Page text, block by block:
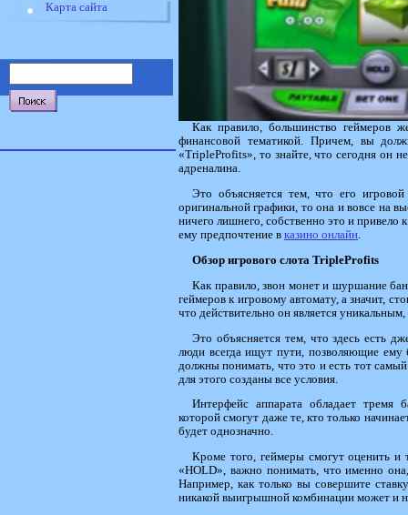
Карта сайта
Как правило, большинство геймеров
финансовой тематикой. Причем, вы
«TripleProfits», то знайте, что сегодня он
адреналина.
Это объясняется тем, что его
оригинальной графики, то она и вовсе на
ничего лишнего, собственно это и
ему предпочтение в казино онлайн.
Обзор игрового слота TripleProfits
Как правило, звон монет и шуршание
геймеров к игровому автомату, а значит,
что действительно он является
Это объясняется тем, что здесь есть
люди всегда ищут пути, позволяющие ему
должны понимать, что это и есть тот
для этого созданы все условия.
Интерфейс аппарата обладает тремя
которой смогут даже те, кто только
будет однозначно.
Кроме того, геймеры смогут оценить и
«HOLD», важно понимать, что именно
Например, как только вы совершите
никакой выигрышной комбинации может и